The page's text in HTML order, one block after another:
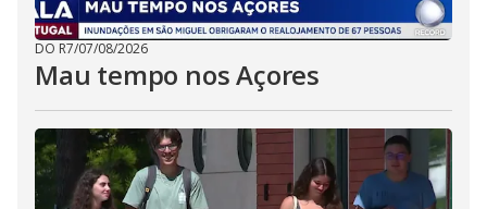
DO R7/07/08/2026
Mau tempo nos Açores